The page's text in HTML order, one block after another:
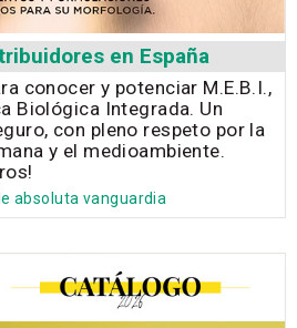
en España
conocer y potenciar M.E.B.I.,
Biológica Integrada. Un
con pleno respeto por la
y el medioambiente.
absoluta vanguardia